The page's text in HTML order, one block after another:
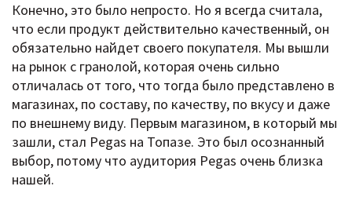
Конечно, это было непросто. Но я всегда считала,
что если продукт действительно качественный, он
обязательно найдет своего покупателя. Мы вышли
на рынок с гранолой, которая очень сильно
отличалась от того, что тогда было представлено в
магазинах, по составу, по качеству, по вкусу и даже
по внешнему виду. Первым магазином, в который мы
зашли, стал Pegas на Топазе. Это был осознанный
выбор, потому что аудитория Pegas очень близка
нашей.